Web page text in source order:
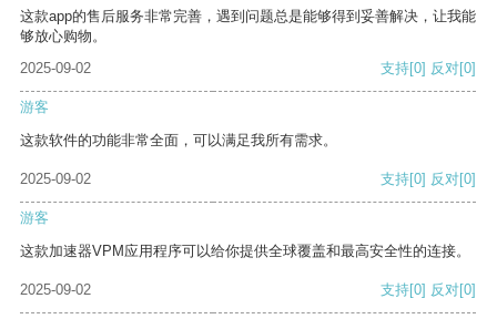
这款app的售后服务非常完善，遇到问题总是能够得到妥善解决，让我能
够放心购物。
2025-09-02
支持[0] 反对[0]
游客
这款软件的功能非常全面，可以满足我所有需求。
2025-09-02 支持[0] 反对[0]
游客
这款加速器VPM应用程序可以给你提供全球覆盖和最高安全性的连接。
2025-09-02 支持[0] 反对[0]